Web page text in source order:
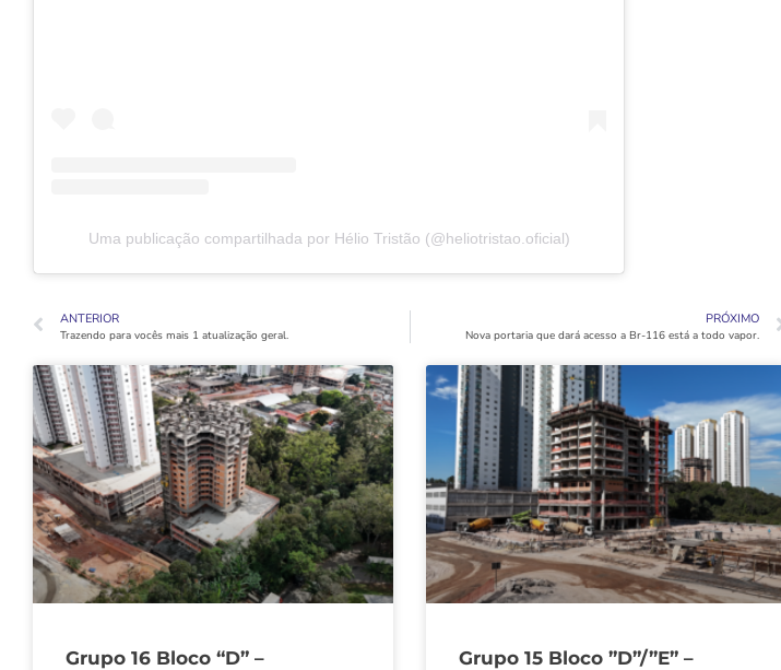
Uma publicação compartilhada por Hélio Tristão (@heliotristao.oficial)
ANTERIOR
Trazendo para vocês mais 1 atualização geral.
PRÓXIMO
Nova portaria que dará acesso a Br-116 está a todo vapor.
Grupo 16 Bloco “D” –
Grupo 15 Bloco ”D”/”E” –